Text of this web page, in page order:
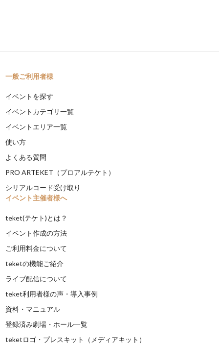
一般ご利用者様
イベントを探す
イベントカテゴリ一覧
イベントエリア一覧
使い方
よくある質問
PRO ARTEKET（プロアルテケト）
シリアルコード受け取り
イベント主催者様へ
teket(テケト)とは？
イベント作成の方法
ご利用料金について
teketの機能ご紹介
ライブ配信について
teket利用者様の声・導入事例
資料・マニュアル
登録済み劇場・ホール一覧
teketロゴ・プレスキット（メディアキット）